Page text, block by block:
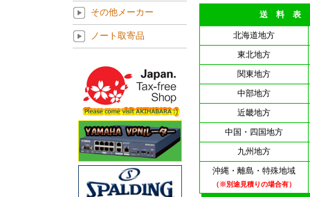
送 料 表
北海道地方
東北地方
関東地方
中部地方
近畿地方
中国・四国地方
九州地方
沖縄・離島・特殊地域
（※別途見積りの場合有）
その他メーカー
ノート取寄品